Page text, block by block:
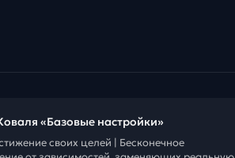
«Базовые настройки»
своих целей | Бесконечное